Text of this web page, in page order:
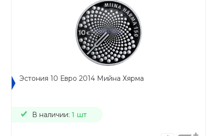
Эстония 10 Евро 2014 Мийна Хярма
В наличии: 1 шт